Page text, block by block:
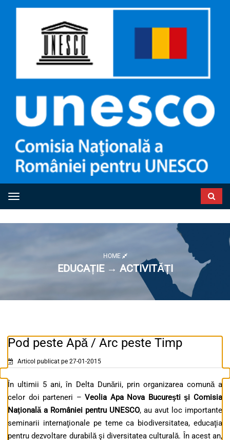
Toggle navigation
HOME
EDUCAȚIE → ACTIVITĂȚI
Pod peste Apă / Arc peste Timp
Articol publicat pe 27-01-2015
În ultimii 5 ani, în Delta Dunării, prin organizarea comună a
celor doi parteneri –Veolia Apa Nova Bucureşti şi Comisia
Naţională a României pentru UNESCO, au avut loc importante
seminarii internaţionale pe teme ca biodiversitatea, educaţia
pentru dezvoltare durabilă şi diversitatea culturală. În acest an,